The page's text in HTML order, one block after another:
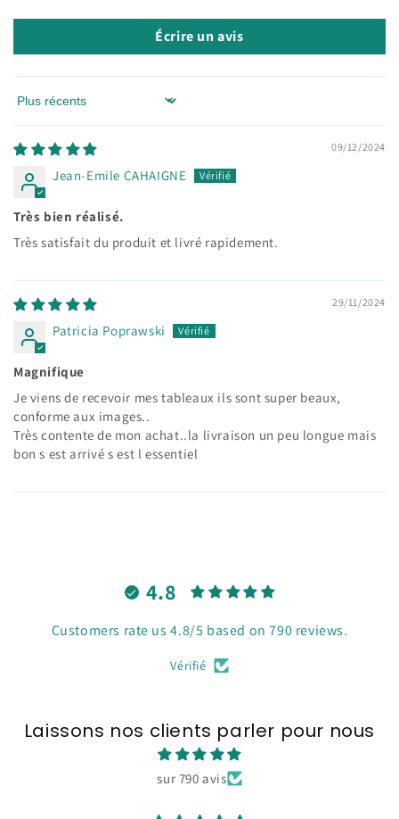
Écrire un avis
Sort by
09/12/2024
Jean-Emile CAHAIGNE
Très bien réalisé.
Très satisfait du produit et livré rapidement.
29/11/2024
Patricia Poprawski
Magnifique
Je viens de recevoir mes tableaux ils sont super beaux,
conforme aux images..
Très contente de mon achat..la livraison un peu longue mais
bon s est arrivé s est l essentiel
4.8
Customers rate us 4.8/5 based on 790 reviews.
Vérifié
Laissons nos clients parler pour nous
sur 790 avis